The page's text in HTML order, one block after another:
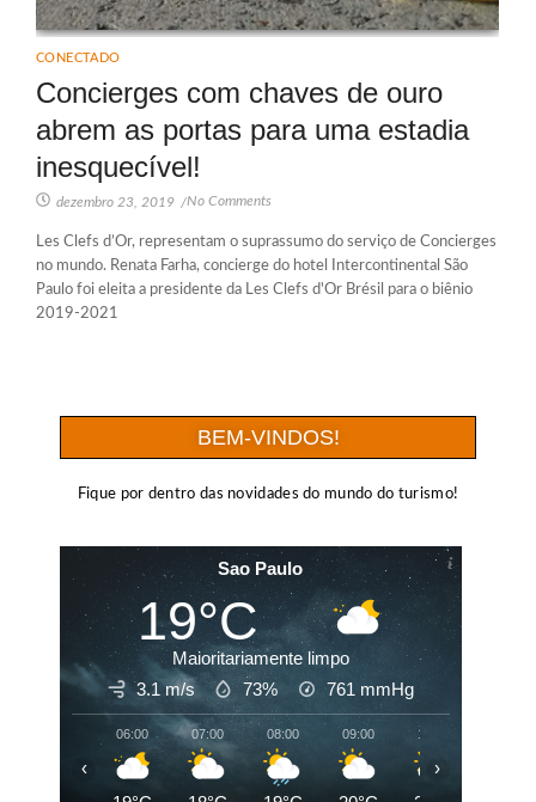
CONECTADO
Concierges com chaves de ouro
abrem as portas para uma estadia
inesquecível!
dezembro 23, 2019 /No Comments
Les Clefs d’Or, representam o suprassumo do serviço de Concierges
no mundo. Renata Farha, concierge do hotel Intercontinental São
Paulo foi eleita a presidente da Les Clefs d'Or Brésil para o biênio
2019-2021
BEM-VINDOS!
Fique por dentro das novidades do mundo do turismo!
Sao Paulo
19°C
Maioritariamente limpo
3.1 m/s
73% 761 mmHg
06:00 07:00 08:00 09:00 10:00
‹ ›